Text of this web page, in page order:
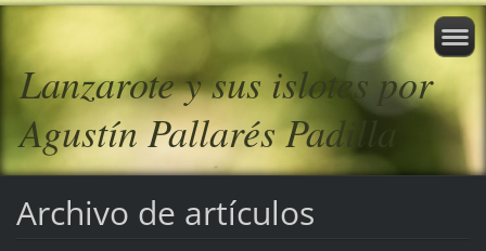
Lanzarote y sus islotes por
Agustín Pallarés Padilla
Archivo de artículos